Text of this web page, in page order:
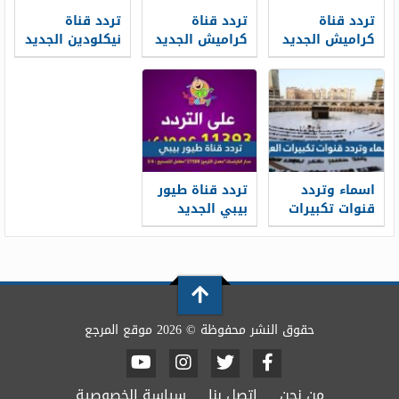
تردد قناة
كراميش الجديد
2026 Karameesh
TV على نايل
سات وعرب سات
تردد قناة
كراميش الجديد
2026 نايل سات
تردد قناة
نيكلودين الجديد
2026 Nickelodeon
اسماء وتردد
قنوات تكبيرات
العيد 2026
تردد قناة طيور
بيبي الجديد
2026 Toyor Baby
حقوق النشر محفوظة © 2026 موقع المرجع